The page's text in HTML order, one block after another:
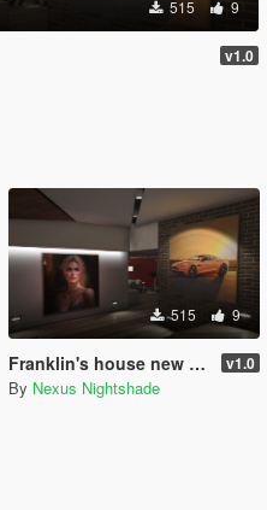
515 9
v1.0
515 9
Franklin's house new posters v1.0
By Nexus Nightshade